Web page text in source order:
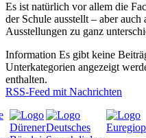
Es ist natürlich vor allem die
der Schule ausstellt – aber auch
Ausstellungen zu ganz
Information Es gibt keine
Unterkategorien angezeigt
enthalten.
RSS-Feed mit Nachrichten